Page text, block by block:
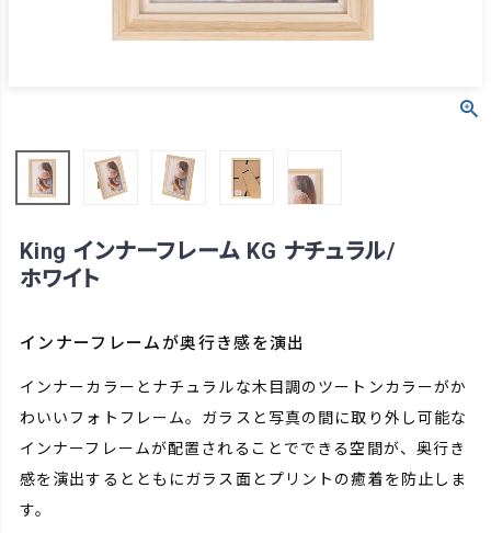
King インナーフレーム KG ナチュラル/
ホワイト
インナーフレームが奥行き感を演出
インナーカラーとナチュラルな木目調のツートンカラーがか
わいいフォトフレーム。ガラスと写真の間に取り外し可能な
インナーフレームが配置されることでできる空間が、奥行き
感を演出するとともにガラス面とプリントの癒着を防止しま
す。